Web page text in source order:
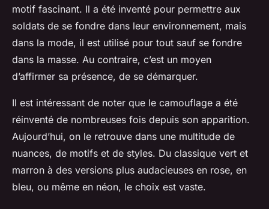
motif fascinant. Il a été inventé pour permettre aux
soldats de se fondre dans leur environnement, mais
dans la mode, il est utilisé pour tout sauf se fondre
dans la masse. Au contraire, c’est un moyen
d’affirmer sa présence, de se démarquer.
Il est intéressant de noter que le camouflage a été
réinventé de nombreuses fois depuis son apparition.
Aujourd’hui, on le retrouve dans une multitude de
nuances, de motifs et de styles. Du classique vert et
marron à des versions plus audacieuses en rose, en
bleu, ou même en néon, le choix est vaste.